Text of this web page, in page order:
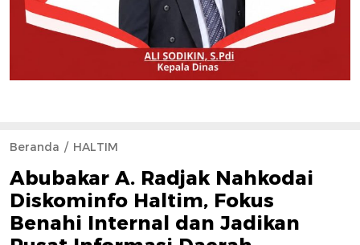
Beranda HALTIM
Abubakar A. Radjak Nahkodai
Diskominfo Haltim, Fokus
Benahi Internal dan Jadikan